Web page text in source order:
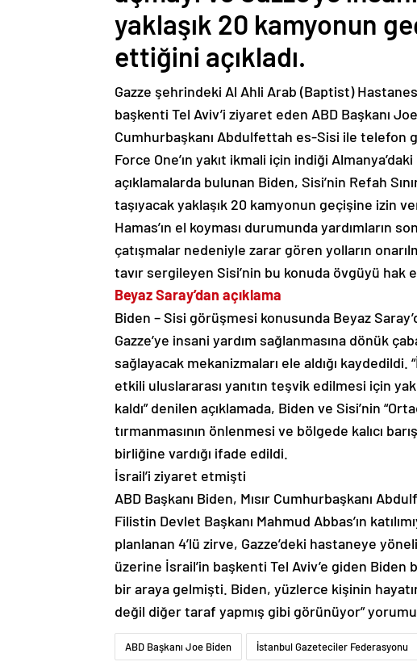
yaklaşık 20 kamyonun
ettiğini açıkladı.
Gazze şehrindeki Al Ahli Arab (Baptist)
başkenti Tel Aviv’i ziyaret eden ABD Başkanı
Cumhurbaşkanı Abdulfettah es-Sisi ile telefon
Force One’ın yakıt ikmali için indiği
açıklamalarda bulunan Biden, Sisi’nin Refah
taşıyacak yaklaşık 20 kamyonun geçişine izin
Hamas’ın el koyması durumunda yardımların
çatışmalar nedeniyle zarar gören yolların
tavır sergileyen Sisi’nin bu konuda övgüyü
Beyaz Saray’dan açıklama
Biden – Sisi görüşmesi konusunda Beyaz
Gazze’ye insani yardım sağlanmasına dönük
sağlayacak mekanizmaları ele aldığı kaydedildi.
etkili uluslararası yanıtın teşvik edilmesi için
kaldı” denilen açıklamada, Biden ve Sisi’nin
tırmanmasının önlenmesi ve bölgede kalıcı
birliğine vardığı ifade edildi.
İsrail’i ziyaret etmişti
ABD Başkanı Biden, Mısır Cumhurbaşkanı
Filistin Devlet Başkanı Mahmud Abbas’ın
planlanan 4’lü zirve, Gazze’deki hastaneye
üzerine İsrail’in başkenti Tel Aviv’e giden
bir araya gelmişti. Biden, yüzlerce kişinin
değil diğer taraf yapmış gibi görünüyor”
ABD Başkanı Joe Biden İstanbul Gazeteciler Federasyonu